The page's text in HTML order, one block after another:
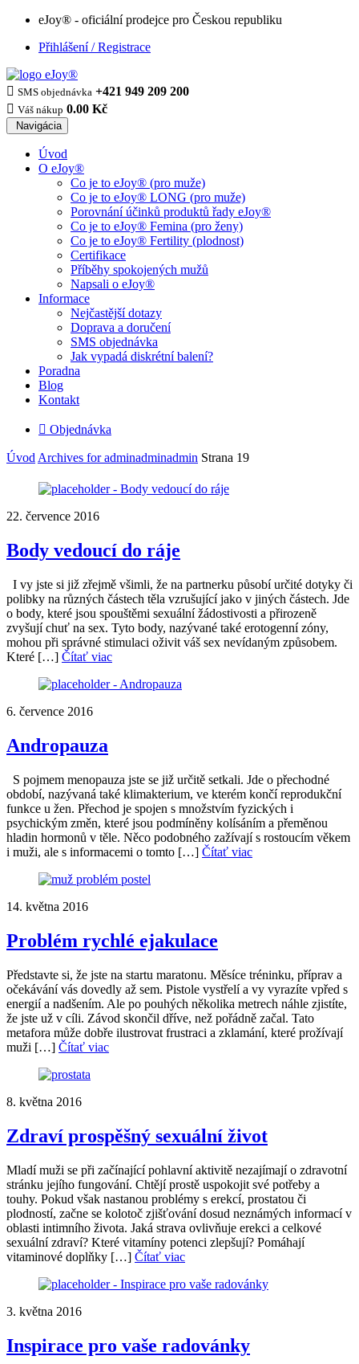
eJoy® - oficiální prodejce pro Českou republiku
Přihlášení / Registrace
 SMS objednávka +421 949 209 200
 Váš nákup 0.00 Kč
Navigácia
Úvod
O eJoy®
Co je to eJoy® (pro muže)
Co je to eJoy® LONG (pro muže)
Porovnání účinků produktů řady eJoy®
Co je to eJoy® Femina (pro ženy)
Co je to eJoy® Fertility (plodnost)
Certifikace
Příběhy spokojených mužů
Napsali o eJoy®
Informace
Nejčastější dotazy
Doprava a doručení
SMS objednávka
Jak vypadá diskrétní balení?
Poradna
Blog
Kontakt
 Objednávka
Úvod Archives for adminadminadmin Strana 19
22. července 2016
Body vedoucí do ráje
I vy jste si již zřejmě všimli, že na partnerku působí určité dotyky či
polibky na různých částech těla vzrušující jako v jiných částech. Jde
o body, které jsou spouštěmi sexuální žádostivosti a přirozeně
zvyšují chuť na sex. Tyto body, nazývané také erotogenní zóny,
mohou při správné stimulaci oživit váš sex nevídaným způsobem.
Které […] Čítať viac
6. července 2016
Andropauza
S pojmem menopauza jste se již určitě setkali. Jde o přechodné
období, nazývaná také klimakterium, ve kterém končí reprodukční
funkce u žen. Přechod je spojen s množstvím fyzických i
psychickým změn, které jsou podmíněny kolísáním a přeměnou
hladin hormonů v těle. Něco podobného zažívají s rostoucím věkem
i muži, ale s informacemi o tomto […] Čítať viac
14. května 2016
Problém rychlé ejakulace
Představte si, že jste na startu maratonu. Měsíce tréninku, příprav a
očekávání vás dovedly až sem. Pistole vystřelí a vy vyrazíte vpřed s
energií a nadšením. Ale po pouhých několika metrech náhle zjistíte,
že jste už v cíli. Závod skončil dříve, než pořádně začal. Tato
metafora může dobře ilustrovat frustraci a zklamání, které prožívají
muži […] Čítať viac
8. května 2016
Zdraví prospěšný sexuální život
Mladí muži se při začínající pohlavní aktivitě nezajímají o zdravotní
stránku jejího fungování. Chtějí prostě uspokojit své potřeby a
touhy. Pokud však nastanou problémy s erekcí, prostatou či
plodností, začne se kolotoč zjišťování dosud neznámých informací v
oblasti intimního života. Jaká strava ovlivňuje erekci a celkové
sexuální zdraví? Které vitamíny potenci zlepšují? Pomáhají
vitaminové doplňky […] Čítať viac
3. května 2016
Inspirace pro vaše radovánky